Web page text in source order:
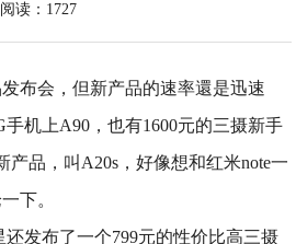
阅读：1727
布会，但新产品的速率還是迅速
手机上A90，也有1600元的三摄新手
产品，叫A20s，好像想和红米note一
下。